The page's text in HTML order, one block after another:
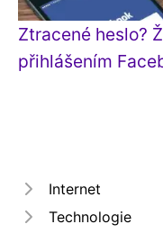
Ztracené heslo?
přihlášením
Internet
Technologie